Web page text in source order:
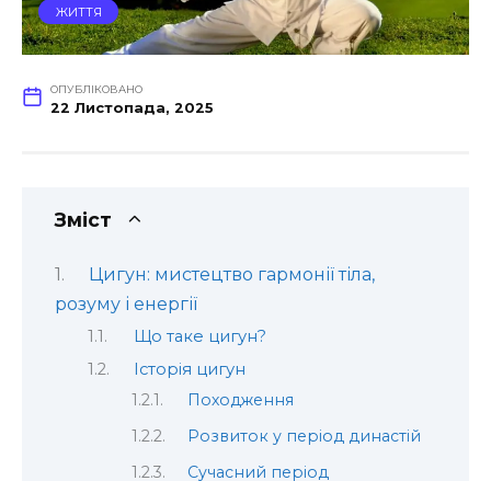
ЖИТТЯ
ОПУБЛІКОВАНО
22 Листопада, 2025
Зміст
Цигун: мистецтво гармонії тіла,
розуму і енергії
Що таке цигун?
Історія цигун
Походження
Розвиток у період династій
Сучасний період